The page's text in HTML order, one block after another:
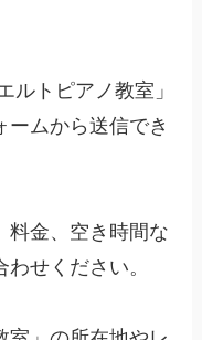
ルトピアノ教室」
ームから送信でき
料金、空き時間な
せください。